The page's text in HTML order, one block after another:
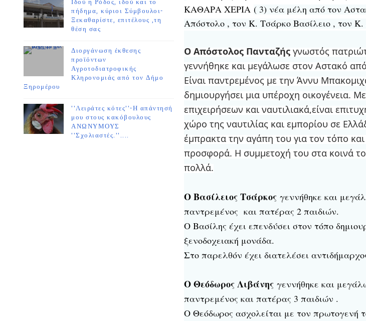
Ιδού η Ρόδος, ιδού και το
πήδημα, κύριοι Σύμβουλοι-
Ξεκαθαρίστε, επιτέλους ,τη
θέση σας
Διοργάνωση έκθεσης
προϊόντων
Αγροτοδιατροφικής
Κληρονομιάς από τον Δήμο
Ξηρομέρου
''Λειράτες κότες''-Η απάντησή
μου στους κακόβουλους
ΑΝΩΝΥΜΟΥΣ
''Σχολιαστές.''....
ΚΑΘΑΡΑ ΧΕΡΙΑ ( 3) νέα μέλη από τον
Απόστολο , τον Κ. Τσάρκο Βασίλειο , τον
Ο Απόστολος Πανταζής γνωστός
γεννήθηκε και μεγάλωσε στον Αστακό
Είναι παντρεμένος με την Άννυ
δημιουργήσει μια υπέροχη οικογένεια.
επιχειρήσεων και ναυτιλιακά,είναι
χώρο της ναυτιλίας και εμπορίου σε
έμπρακτα την αγάπη του για τον τόπο
προσφορά. Η συμμετοχή του στα κοινά
πολλά.
Ο Βασίλειος Τσάρκος γεννήθηκε και
παντρεμένος και πατέρας 2 παιδιών.
Ο Βασίλης έχει επενδύσει στον τόπο
ξενοδοχειακή μονάδα.
Στο παρελθόν έχει διατελέσει
Ο Θεόδωρος Λιβάνης γεννήθηκε και
παντρεμένος και πατέρας 3 παιδιών .
Ο Θεόδωρος ασχολείται με τον πρωτογενή